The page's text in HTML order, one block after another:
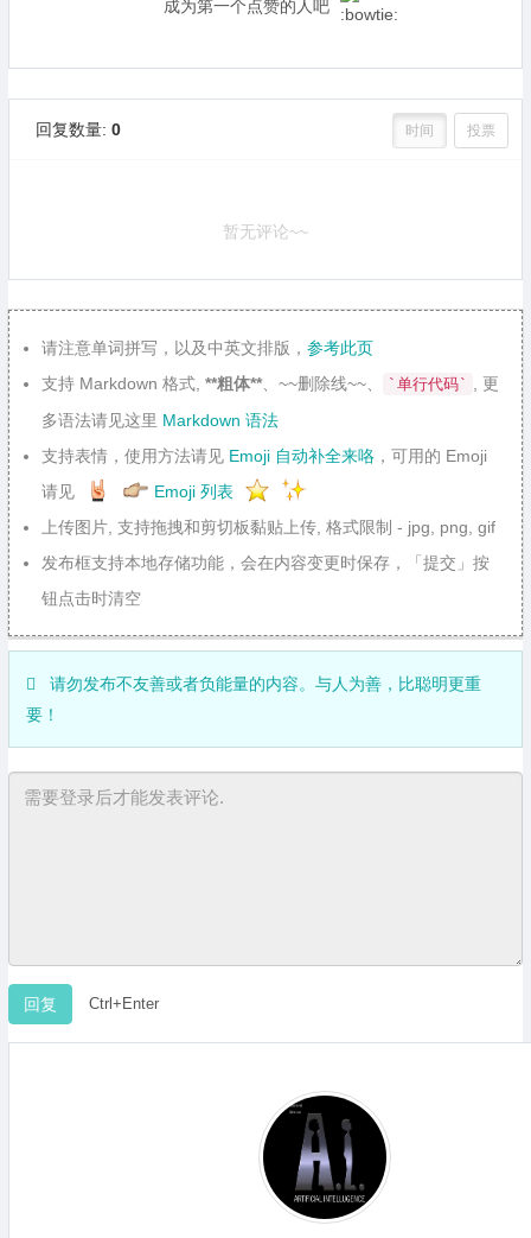
成为第一个点赞的人吧
回复数量: 0 时间 投票
暂无评论~~
请注意单词拼写，以及中英文排版， 参考此页
支持 Markdown 格式, **粗体** 、~~删除线~~、 `单行代码`
, 更
多语法请见这里 Markdown 语法
支持表情，使用方法请见 Emoji 自动补全来咯 ，可用的 Emoji
请见
Emoji 列表
上传图片, 支持拖拽和剪切板黏贴上传, 格式限制 - jpg, png, gif
发布框支持本地存储功能，会在内容变更时保存，「提交」按
钮点击时清空
请勿发布不友善或者负能量的内容。与人为善，比聪明更重
要！
Ctrl+Enter